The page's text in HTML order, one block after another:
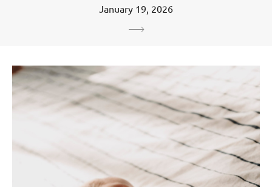
January 19, 2026